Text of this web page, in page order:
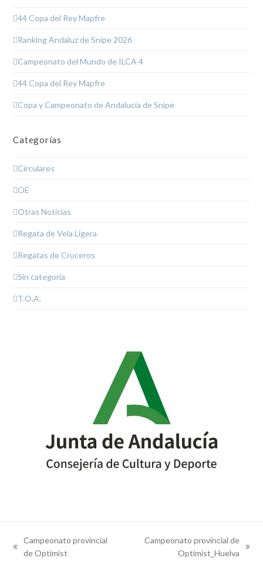
44 Copa del Rey Mapfre
Ranking Andaluz de Snipe 2026
Campeonato del Mundo de ILCA 4
44 Copa del Rey Mapfre
Copa y Campeonato de Andalucía de Snipe
Categorías
Circulares
OE
Otras Noticias
Regata de Vela Ligera
Regatas de Cruceros
Sin categoría
T.O.A.
previous
Campeonato provincial
de Optimist
Campeonato provincial de
Optimist_Huelva